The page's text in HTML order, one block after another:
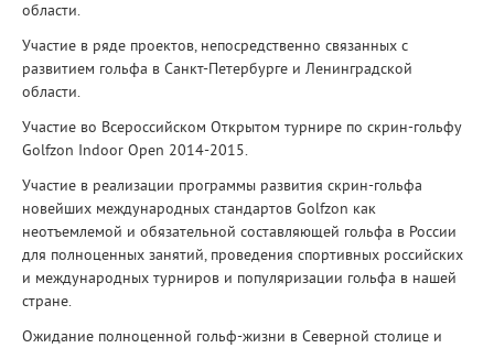
области.
Участие в ряде проектов, непосредственно связанных с
развитием гольфа в Санкт-Петербурге и Ленинградской
области.
Участие во Всероссийском Открытом турнире по скрин-гольфу
Golfzon Indoor Open 2014-2015.
Участие в реализации программы развития скрин-гольфа
новейших международных стандартов Golfzon как
неотъемлемой и обязательной составляющей гольфа в России
для полноценных занятий, проведения спортивных российских
и международных турниров и популяризации гольфа в нашей
стране.
Ожидание полноценной гольф-жизни в Северной столице и